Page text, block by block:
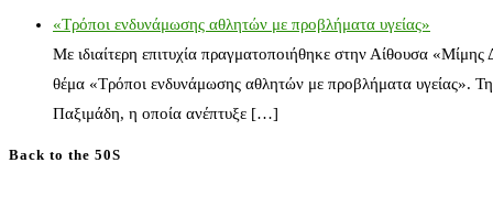
«Τρόποι ενδυνάμωσης αθλητών με προβλήματα υγείας»
Με ιδιαίτερη επιτυχία πραγματοποιήθηκε στην Αίθουσα
θέμα «Τρόποι ενδυνάμωσης αθλητών με προβλήματα υγείας».
Παξιμάδη, η οποία ανέπτυξε […]
Back to the 50S